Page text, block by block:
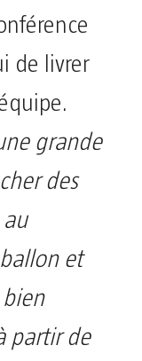
de livrer
grande
des
et
partir de